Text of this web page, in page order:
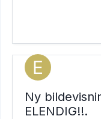
Ny
ELENDIG!!.